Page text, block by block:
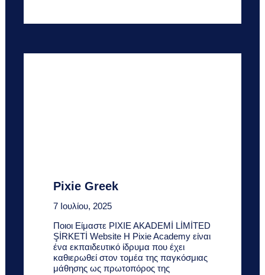
Pixie Greek
7 Ιουλίου, 2025
Ποιοι Είμαστε PIXIE AKADEMİ LİMİTED
ŞİRKETİ Website Η Pixie Academy είναι
ένα εκπαιδευτικό ίδρυμα που έχει
καθιερωθεί στον τομέα της παγκόσμιας
μάθησης ως πρωτοπόρος της